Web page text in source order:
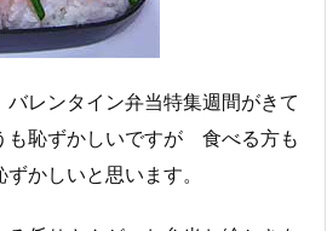
レンタイン弁当特集週間がきて
も恥ずかしいですが 食べる方も
かしいと思います。